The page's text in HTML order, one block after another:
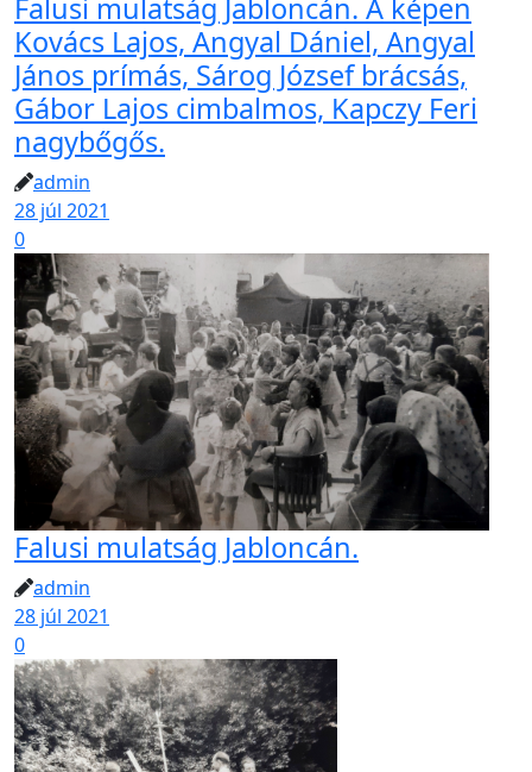
Falusi mulatság Jabloncán. A képen
Kovács Lajos, Angyal Dániel, Angyal
János prímás, Sárog József brácsás,
Gábor Lajos cimbalmos, Kapczy Feri
nagybőgős.
admin
28 júl 2021
0
Falusi mulatság Jabloncán.
admin
28 júl 2021
0